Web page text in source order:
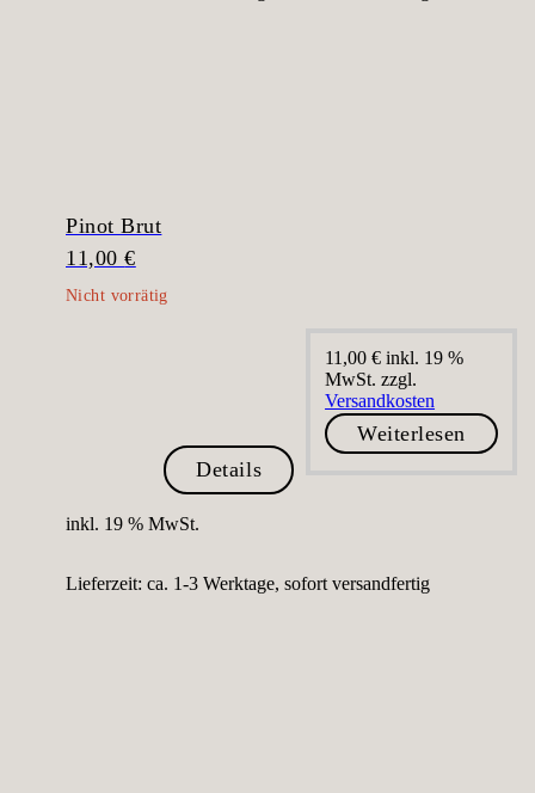
Pinot Brut
11,00€
Details
11,00€ inkl. 19 %
MwSt. zzgl.
Versandkosten
Weiterlesen
inkl. 19 % MwSt.
Lieferzeit: ca. 1-3 Werktage, sofort versandfertig